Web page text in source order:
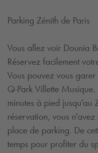
Parking Zénith de Paris
Vous allez voir Dounia
Réservez facilement
Vous pouvez vous garer
Q-Park Villette
minutes à pied jusqu'au
réservation, vous
place de parking. De
temps pour profiter du